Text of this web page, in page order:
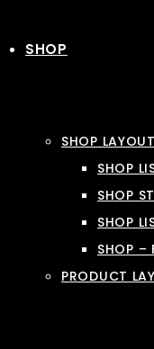
SHOP
SHOP
SHOP
SHOP
SHOP
SHOP –
PRODUCT